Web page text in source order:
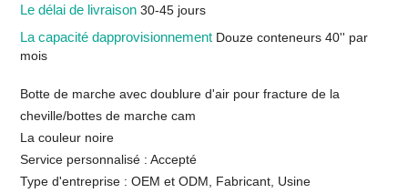
Le délai de livraison30-45 jours
La capacité dapprovisionnement Douze conteneurs 40'' par
mois
Botte de marche avec doublure d'air pour fracture de la
cheville/bottes de marche cam
La couleur noire
Service personnalisé : Accepté
Type d'entreprise : OEM et ODM, Fabricant, Usine